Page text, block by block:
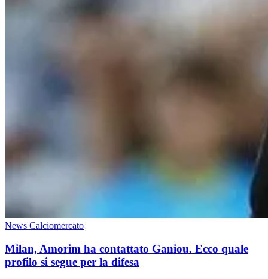
News Calciomercato
Milan, Amorim ha contattato Ganiou. Ecco quale
profilo si segue per la difesa